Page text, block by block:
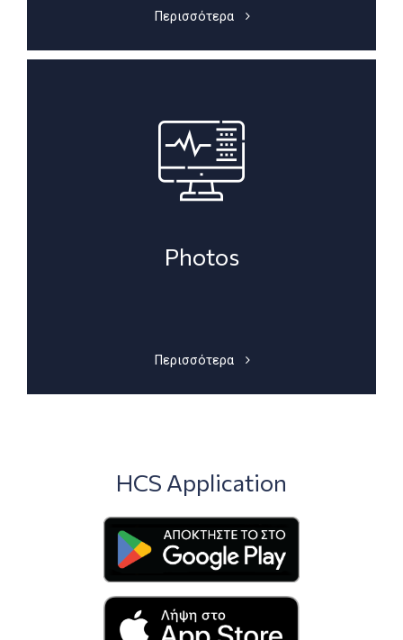
Περισσότερα
Photos
Περισσότερα
HCS Application